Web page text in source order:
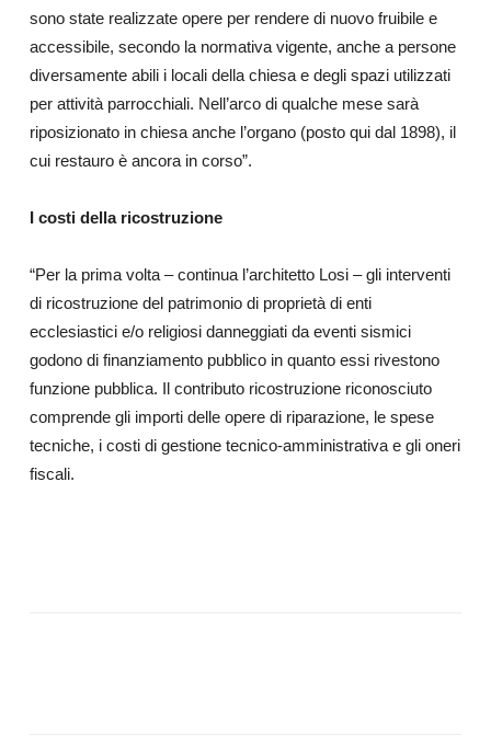
sono state realizzate opere per rendere di nuovo fruibile e
accessibile, secondo la normativa vigente, anche a persone
diversamente abili i locali della chiesa e degli spazi utilizzati
per attività parrocchiali. Nell’arco di qualche mese sarà
riposizionato in chiesa anche l’organo (posto qui dal 1898), il
cui restauro è ancora in corso”.
I costi della ricostruzione
“Per la prima volta – continua l’architetto Losi – gli interventi
di ricostruzione del patrimonio di proprietà di enti
ecclesiastici e/o religiosi danneggiati da eventi sismici
godono di finanziamento pubblico in quanto essi rivestono
funzione pubblica. Il contributo ricostruzione riconosciuto
comprende gli importi delle opere di riparazione, le spese
tecniche, i costi di gestione tecnico-amministrativa e gli oneri
fiscali.